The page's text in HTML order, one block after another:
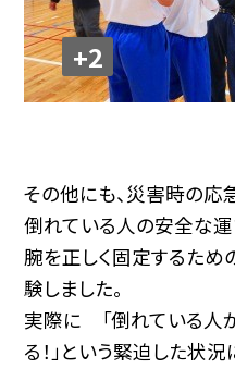
+2
その他にも、災害時の応
倒れている人の安全な
腕を正しく固定するた
験しました。
実際に 「倒れている人
る！」という緊迫した状